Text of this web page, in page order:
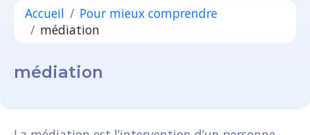
Accueil
Pour mieux comprendre
médiation
médiation